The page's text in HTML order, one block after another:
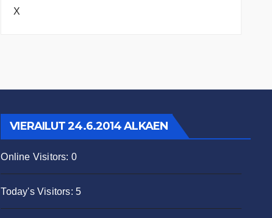
X
VIERAILUT 24.6.2014 ALKAEN
Online Visitors: 0
Today's Visitors: 5